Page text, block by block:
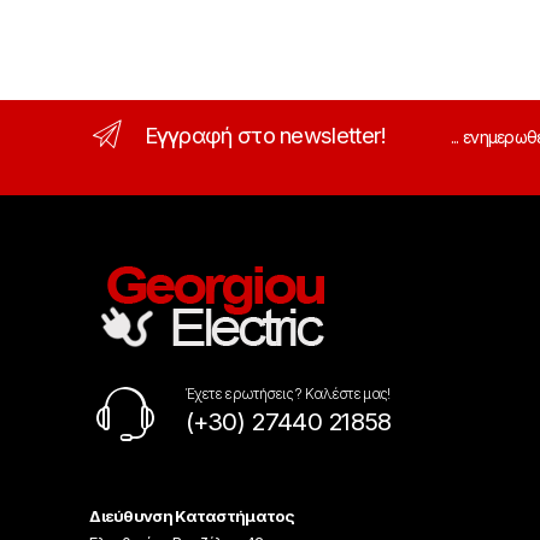
Εγγραφή στο newsletter! ...
Έχετε ερωτήσεις ? Καλέστε μας!
(+30) 27440 21858
Διεύθυνση Καταστήματος